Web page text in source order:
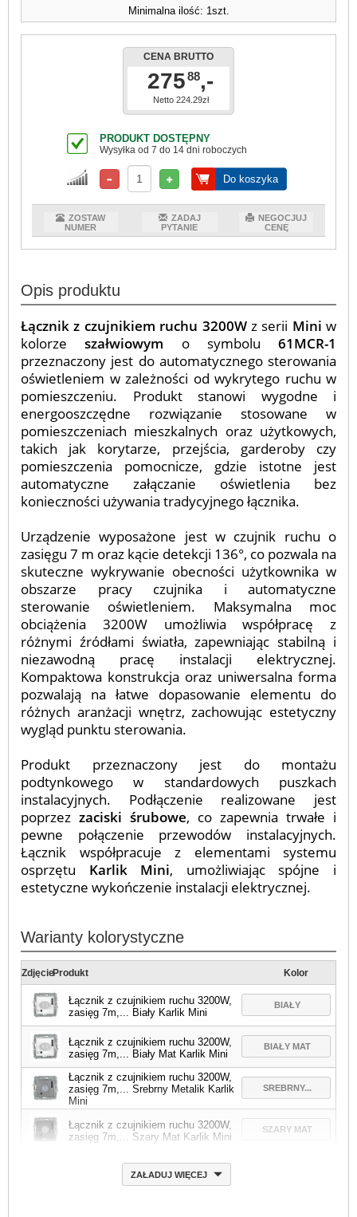
Minimalna ilość: 1szt.
CENA BRUTTO
27588,-
Netto 224.29zł
PRODUKT DOSTĘPNY
Wysyłka od 7 do 14 dni roboczych
Do koszyka
ZOSTAW
NUMER
ZADAJ
PYTANIE
NEGOCJUJ
CENĘ
Opis produktu
Łącznik z czujnikiem ruchu 3200Wz serii Mini w
kolorzeszałwiowym o symbolu 61MCR-1
przeznaczony jest do automatycznego sterowania
oświetleniem w zależności od wykrytego ruchu w
pomieszczeniu. Produkt stanowi wygodne i
energooszczędne rozwiązanie stosowane w
pomieszczeniach mieszkalnych oraz użytkowych,
takich jak korytarze, przejścia, garderoby czy
pomieszczenia pomocnicze, gdzie istotne jest
automatyczne załączanie oświetlenia bez
konieczności używania tradycyjnego łącznika.
Urządzenie wyposażone jest w czujnik ruchu o
zasięgu 7 m oraz kącie detekcji 136°, co pozwala na
skuteczne wykrywanie obecności użytkownika w
obszarze pracy czujnika i automatyczne
sterowanie oświetleniem. Maksymalna moc
obciążenia 3200W umożliwia współpracę z
różnymi źródłami światła, zapewniając stabilną i
niezawodną pracę instalacji elektrycznej.
Kompaktowa konstrukcja oraz uniwersalna forma
pozwalają na łatwe dopasowanie elementu do
różnych aranżacji wnętrz, zachowując estetyczny
wygląd punktu sterowania.
Produkt przeznaczony jest do montażu
podtynkowego w standardowych puszkach
instalacyjnych. Podłączenie realizowane jest
poprzez zaciski śrubowe, co zapewnia trwałe i
pewne połączenie przewodów instalacyjnych.
Łącznik współpracuje z elementami systemu
osprzętu Karlik Mini, umożliwiając spójne i
estetyczne wykończenie instalacji elektrycznej.
Warianty kolorystyczne
ZdjęcieProdukt Kolor
Łącznik z czujnikiem ruchu 3200W,
zasięg 7m,... Biały Karlik Mini
BIAŁY
Łącznik z czujnikiem ruchu 3200W,
zasięg 7m,... Biały Mat Karlik Mini
BIAŁY MAT
Łącznik z czujnikiem ruchu 3200W,
zasięg 7m,... Srebrny Metalik Karlik
Mini
SREBRNY...
Łącznik z czujnikiem ruchu 3200W,
zasięg 7m,... Szary Mat Karlik Mini
SZARY MAT
ZAŁADUJ WIĘCEJ